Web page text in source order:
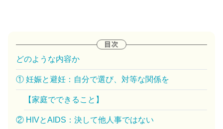
どのような内容か
① 妊娠と避妊：自分で選び、対等な関係を
【家庭でできること】
② HIVとAIDS：決して他人事ではない